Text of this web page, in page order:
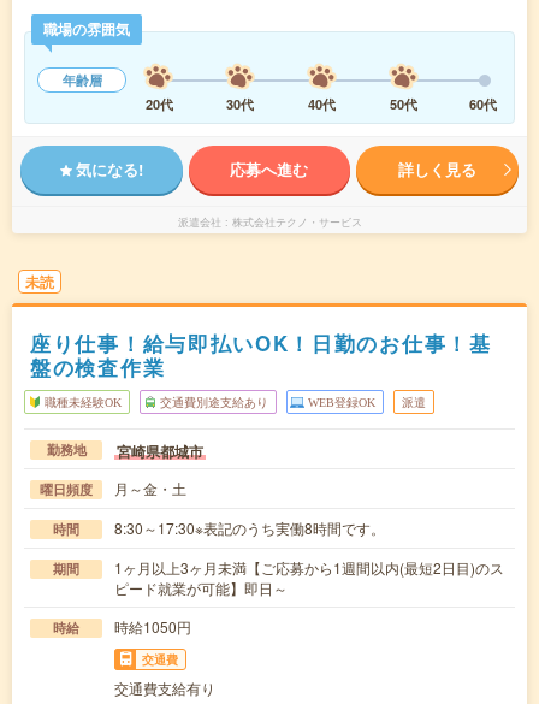
職場の雰囲気
年齢層
20代
30代 40代 50代 60代
気になる! 応募へ進む 詳しく見る
派遣会社 株式会社テクノ・サービス
未読
座り仕事！給与即払いOK！日勤のお仕事！基
盤の検査作業
職種未経験OK 交通費別途支給あり WEB登録OK 派遣
勤務地 宮崎県都城市
曜日頻度 月～金・土
時間 8:30～17:30※表記のうち実働8時間です。
期間
1ヶ月以上3ヶ月未満【ご応募から1週間以内(最短2日目)のス
ピード就業が可能】即日～
時給 時給1050円
交通費
交通費支給有り